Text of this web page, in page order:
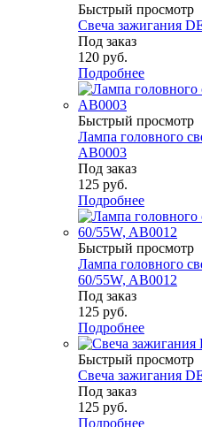
Быстрый просмотр
Свеча зажигания
Под заказ
120 руб.
Подробнее
Быстрый просмотр
Лампа головного
AB0003
Под заказ
125 руб.
Подробнее
Быстрый просмотр
Лампа головного
60/55W, AB0012
Под заказ
125 руб.
Подробнее
Быстрый просмотр
Свеча зажигания
Под заказ
125 руб.
Подробнее